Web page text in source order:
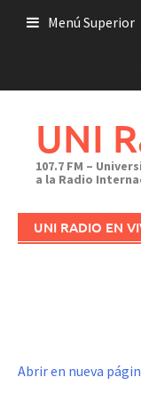
Menú Superior
UNI
107.7 FM –
a la Radio
UNI RADIO EN
Abrir en nueva